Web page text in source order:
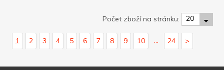
Počet zboží na stránku: 20
1 2 3 4 5 6 7 8 9 10 ... 24 >